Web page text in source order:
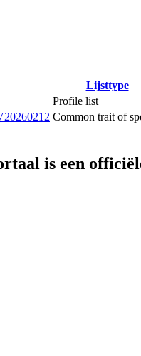
Lijsttype
Profile list
Common trait of
is een